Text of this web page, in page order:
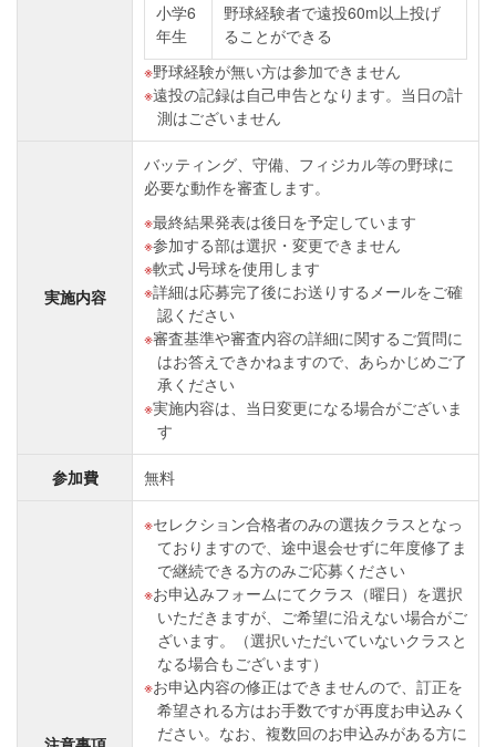
小学6
年生
野球経験者で遠投60m以上投げ
ることができる
野球経験が無い方は参加できません
遠投の記録は自己申告となります。当日の計
測はございません
実施内容
バッティング、守備、フィジカル等の野球に
必要な動作を審査します。
最終結果発表は後日を予定しています
参加する部は選択・変更できません
軟式 J号球を使⽤します
詳細は応募完了後にお送りするメールをご確
認ください
審査基準や審査内容の詳細に関するご質問に
はお答えできかねますので、あらかじめご了
承ください
実施内容は、当日変更になる場合がございま
す
参加費 無料
セレクション合格者のみの選抜クラスとなっ
ておりますので、途中退会せずに年度修了ま
で継続できる方のみご応募ください
お申込みフォームにてクラス（曜日）を選択
いただきますが、ご希望に沿えない場合がご
ざいます。（選択いただいていないクラスと
なる場合もございます）
お申込内容の修正はできませんので、訂正を
希望される方はお手数ですが再度お申込みく
ださい。なお、複数回のお申込みがある方に